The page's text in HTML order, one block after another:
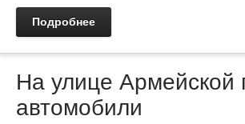
Подробнее
На улице Армейской
автомобили